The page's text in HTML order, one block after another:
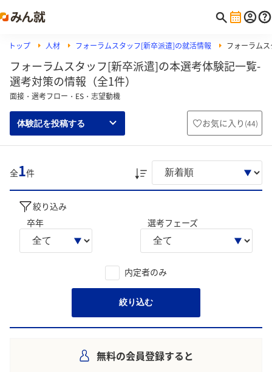
トップ 人材 フォーラムスタッフ[新卒派遣]の就活情報 フォーラム
フォーラムスタッフ[新卒派遣]の本選考体験記一覧-
選考対策の情報（全1件）
面接・選考フロー・ES・志望動機
体験記を投稿する お気に入り (44)
全1件
絞り込み
卒年
選考フェーズ
内定者のみ
絞り込む
無料の会員登録すると